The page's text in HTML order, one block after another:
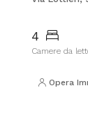
4
Camere da
Opera